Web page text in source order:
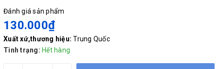
Đánh giá sản phẩm
130.000₫
Xuất xứ,thương hiệu: Trung Quốc
Tình trạng: Hết hàng